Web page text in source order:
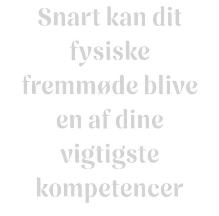
Snart kan dit
fysiske
fremmøde blive
en af dine
vigtigste
kompetencer